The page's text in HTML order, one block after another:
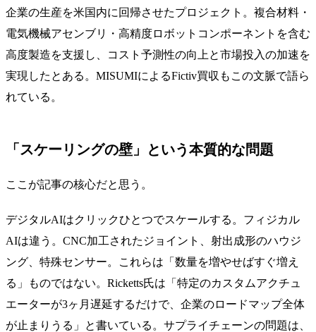
企業の生産を米国内に回帰させたプロジェクト。複合材料・
電気機械アセンブリ・高精度ロボットコンポーネントを含む
高度製造を支援し、コスト予測性の向上と市場投入の加速を
実現したとある。MISUMIによるFictiv買収もこの文脈で語ら
れている。
「スケーリングの壁」という本質的な問題
ここが記事の核心だと思う。
デジタルAIはクリックひとつでスケールする。フィジカル
AIは違う。CNC加工されたジョイント、射出成形のハウジ
ング、特殊センサー。これらは「数量を増やせばすぐ増え
る」ものではない。Ricketts氏は「特定のカスタムアクチュ
エーターが3ヶ月遅延するだけで、企業のロードマップ全体
が止まりうる」と書いている。サプライチェーンの問題は、